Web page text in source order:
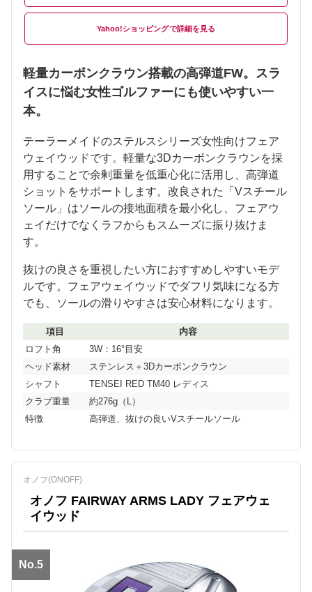
Yahoo!ショッピング
軽量カーボンクラウン搭載の高弾道FW。スラ
イスに悩む女性ゴルファーにも使いやすい一
本。
テーラーメイドのステルスシリーズ女性向けフェア
ウェイウッドです。軽量な3Dカーボンクラウンを採
用することで余剰重量を低重心化に活用し、高弾道
ショットをサポートします。改良された「Vスチール
ソール」はソールの接地面積を最小化し、フェアウ
ェイだけでなくラフからもスムーズに振り抜けま
す。
抜けの良さを重視したい方におすすめしやすいモデ
ルです。フェアウェイウッドでダフリ気味になる方
でも、ソールの滑りやすさは安心材料になります。
項目
内容
ロフト角
3W：16°目安
ヘッド素材
ステンレス＋3Dカーボンクラウン
シャフト
TENSEI RED TM40 レディス
クラブ重量
約276g（L）
特徴
高弾道、抜けの良いVスチールソール
オノフ(ONOFF)
オノフ FAIRWAY ARMS LADY フェアウェ
イウッド
No.5